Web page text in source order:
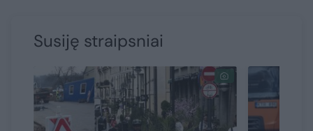
Susiję straipsniai